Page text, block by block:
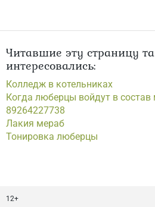
Читавшие эту страницу
интересовались:
Колледж в котельниках
Когда люберцы войдут в
89264227738
Лакия мераб
Тонировка люберцы
12+